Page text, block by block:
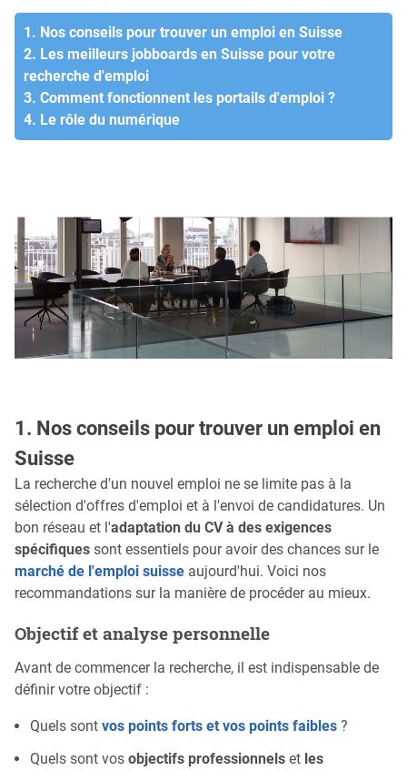
1. Nos conseils pour trouver un emploi en Suisse
2. Les meilleurs jobboards en Suisse pour votre
recherche d'emploi
3. Comment fonctionnent les portails d'emploi ?
4. Le rôle du numérique
1. Nos conseils pour trouver un emploi en
Suisse
La recherche d'un nouvel emploi ne se limite pas à la
sélection d'offres d'emploi et à l'envoi de candidatures. Un
bon réseau et l'adaptation du CV à des exigences
spécifiques sont essentiels pour avoir des chances sur le
marché de l'emploi suisse aujourd'hui. Voici nos
recommandations sur la manière de procéder au mieux.
Objectif et analyse personnelle
Avant de commencer la recherche, il est indispensable de
définir votre objectif :
Quels sont vos points forts et vos points faibles ?
Quels sont vos objectifs professionnels et les